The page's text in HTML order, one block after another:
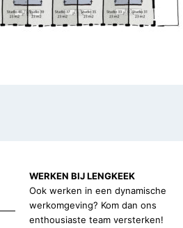
WERKEN BIJ LENGKEEK
Ook werken in een dynamische
werkomgeving? Kom dan ons
enthousiaste team versterken!